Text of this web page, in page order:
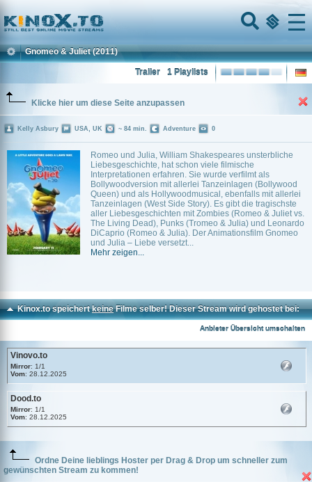
Home
Menu
Gnomeo & Juliet (2011)
1 Playlists
Trailer
Klicke hier um diese Seite anzupassen
Romeo und Julia, William Shakespeares unsterbliche
Liebesgeschichte, hat schon viele filmische
Interpretationen erfahren. Sie wurde verfilmt als
Bollywoodversion mit allerlei Tanzeinlagen (Bollywood
Queen) und als Hollywoodmusical, ebenfalls mit allerlei
Tanzeinlagen (West Side Story). Es gibt die tragischste
aller Liebesgeschichten mit Zombies (Romeo & Juliet vs.
The Living Dead), Punks (Tromeo & Julia) und Leonardo
DiCaprio (Romeo & Julia). Der Animationsfilm Gnomeo
und Julia – Liebe versetzt...
Mehr zeigen...
Kelly Asbury USA, UK ~ 84 min. Adventure 0
Kinox.to speichertkeineFilme selber! Dieser Stream wird gehostet bei:
Anbieter Übersicht umschalten
Vinovo.to
Mirror: 1/1
Vom: 28.12.2025
Dood.to
Mirror: 1/1
Vom: 28.12.2025
Ordne Deine lieblings Hoster per Drag & Drop um schneller zum
gewünschten Stream zu kommen!